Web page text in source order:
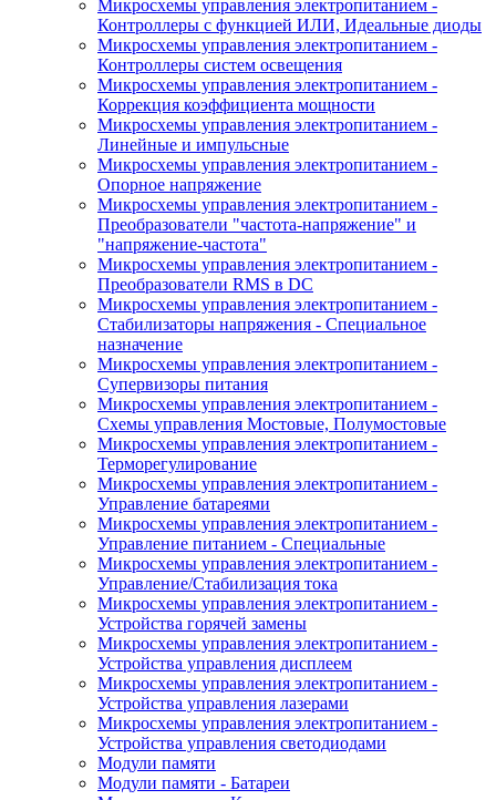
Микросхемы управления электропитанием -
Контроллеры с функцией ИЛИ, Идеальные диоды
Микросхемы управления электропитанием -
Контроллеры систем освещения
Микросхемы управления электропитанием -
Коррекция коэффициента мощности
Микросхемы управления электропитанием -
Линейные и импульсные
Микросхемы управления электропитанием -
Опорное напряжение
Микросхемы управления электропитанием -
Преобразователи "частота-напряжение" и
"напряжение-частота"
Микросхемы управления электропитанием -
Преобразователи RMS в DC
Микросхемы управления электропитанием -
Стабилизаторы напряжения - Специальное
назначение
Микросхемы управления электропитанием -
Супервизоры питания
Микросхемы управления электропитанием -
Схемы управления Мостовые, Полумостовые
Микросхемы управления электропитанием -
Терморегулирование
Микросхемы управления электропитанием -
Управление батареями
Микросхемы управления электропитанием -
Управление питанием - Специальные
Микросхемы управления электропитанием -
Управление/Стабилизация тока
Микросхемы управления электропитанием -
Устройства горячей замены
Микросхемы управления электропитанием -
Устройства управления дисплеем
Микросхемы управления электропитанием -
Устройства управления лазерами
Микросхемы управления электропитанием -
Устройства управления светодиодами
Модули памяти
Модули памяти - Батареи